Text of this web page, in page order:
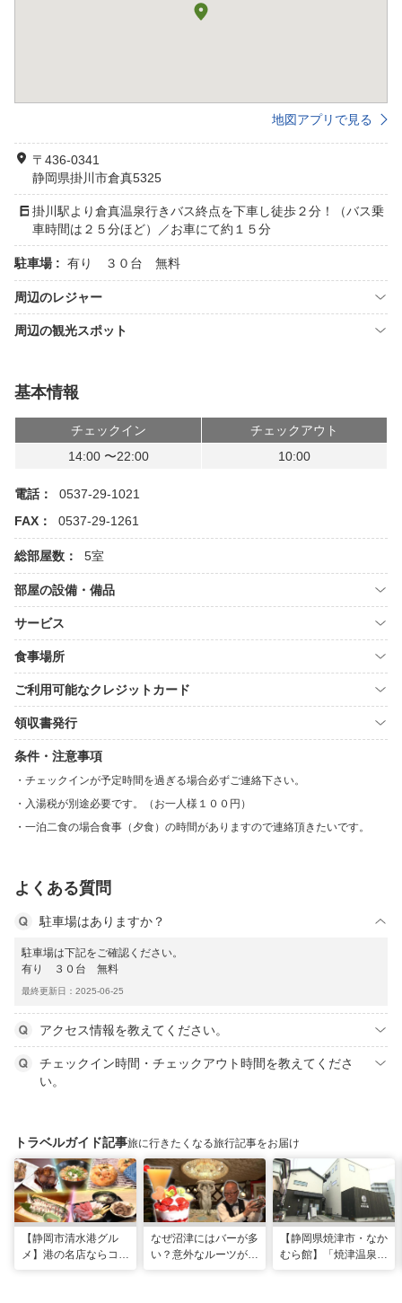
地図アプリで見る
〒436-0341
静岡県掛川市倉真5325
掛川駅より倉真温泉行きバス終点を下車し徒歩２分！（バス乗
車時間は２５分ほど）／お車にて約１５分
駐車場 : 有り ３０台 無料
周辺のレジャー
周辺の観光スポット
基本情報
チェックイン
チェックアウト
14:00 〜22:00
10:00
電話：
0537-29-1021
FAX：
0537-29-1261
総部屋数： 5室
部屋の設備・備品
サービス
食事場所
ご利用可能なクレジットカード
領収書発行
条件・注意事項
チェックインが予定時間を過ぎる場合必ずご連絡下さい。
入湯税が別途必要です。（お一人様１００円）
一泊二食の場合食事（夕食）の時間がありますので連絡頂きたいです。
よくある質問
駐車場はありますか？
駐車場は下記をご確認ください。
有り ３０台 無料
最終更新日：2025-06-25
アクセス情報を教えてください。
チェックイン時間・チェックアウト時間を教えてくださ
い。
トラベルガイド記事旅に行きたくなる旅行記事をお届け
【静岡市清水港グル
メ】港の名店ならコ
なぜ沼津にはバーが多
い？意外なルーツがわ
【静岡県焼津市・なか
むら館】「焼津温泉」